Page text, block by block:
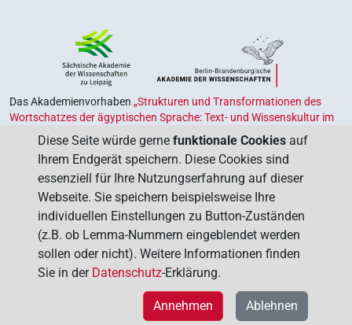
Das Akademienvorhaben „Strukturen und Transformationen des
Wortschatzes der ägyptischen Sprache: Text- und Wissenskultur im
Alten Ägypten‟
ist Teil des von Bund und Ländern geförderten
Akademienprogramms , das der Erhaltung, Sicherung und
Vergegenwärtigung unseres kulturellen Erbes dient. Koordiniert wird
das Programm von derUnion der Deutschen Akademien der
Wissenschaften.
Diese Seite würde gerne funktionale Cookies auf
Ihrem Endgerät speichern. Diese Cookies sind
essenziell für Ihre Nutzungserfahrung auf dieser
Webseite. Sie speichern beispielsweise Ihre
individuellen Einstellungen zu Button-Zuständen
(z.B. ob Lemma-Nummern eingeblendet werden
sollen oder nicht). Weitere Informationen finden
Sie in der Datenschutz-Erklärung.
Ablehnen
Annehmen